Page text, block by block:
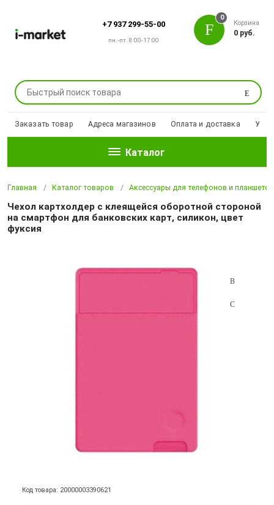
+7 937 299-55-00
пн.-пт. 8:00-17:00
Поиск
0
Корзина
0 руб.
Заказать товар Адреса магазинов Оплата и доставка
Каталог
Главная Каталог товаров Аксессуары для телефонов и планшетов
Чехол картхолдер с клеящейся оборотной стороной
на смартфон для банковских карт, силикон, цвет
фуксия
Код товара: 20000003390621